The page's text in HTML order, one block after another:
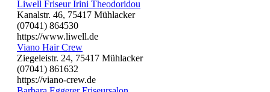
Liwell Friseur Irini Theodoridou
Kanalstr. 46, 75417 Mühlacker
(07041) 864530
https://www.liwell.de
Viano Hair Crew
Ziegeleistr. 24, 75417 Mühlacker
(07041) 861632
https://viano-crew.de